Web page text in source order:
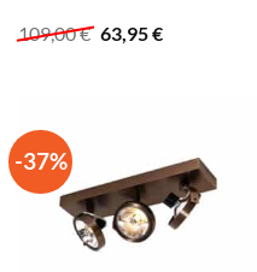
109,00€ Ursprünglicher
Preis
63,95€Aktueller
-37%